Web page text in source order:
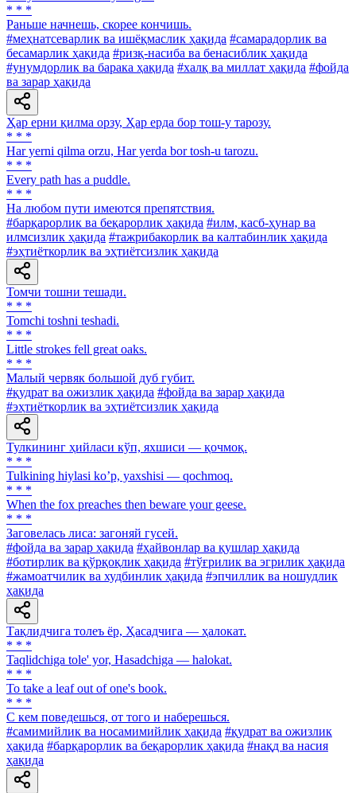
* * *
Раньше начнешь, скорее кончишь.
#меҳнатсеварлик ва ишёқмаслик ҳақида #самарадорлик ва
бесамарлик ҳақида #ризқ-насиба ва бенасиблик ҳақида
#унумдорлик ва барака ҳақида #халқ ва миллат ҳақида #фойда
ва зарар ҳақида
Ҳар ерни қилма орзу, Ҳар ерда бор тош-у тарозу.
* * *
Har yerni qilma orzu, Har yerda bor tosh-u tarozu.
* * *
Every path has a puddle.
* * *
Ha любом пути имеются препятствия.
#барқарорлик ва беқарорлик ҳақида #илм, касб-ҳунар ва
илмсизлик ҳақида #тажрибакорлик ва калтабинлик ҳақида
#эҳтиёткорлик ва эҳтиётсизлик ҳақида
Томчи тошни тешади.
* * *
Tomchi toshni teshadi.
* * *
Little strokes fell great oaks.
* * *
Малый червяк большой дуб губит.
#қудрат ва ожизлик ҳақида #фойда ва зарар ҳақида
#эҳтиёткорлик ва эҳтиётсизлик ҳақида
Тулкининг ҳийласи кўп, яхшиси — қочмоқ.
* * *
Tulkining hiylasi koʼp, yaxshisi — qochmoq.
* * *
When the fox preaches then beware your geese.
* * *
Заговелась лиса: загоняй гусей.
#фойда ва зарар ҳақида #ҳайвонлар ва қушлар ҳақида
#ботирлик ва қўрқоқлик ҳақида #тўғрилик ва эгрилик ҳақида
#жамоатчилик ва худбинлик ҳақида #эпчиллик ва ношудлик
ҳақида
Тақлидчига толеъ ёр, Ҳасадчига — ҳалокат.
* * *
Taqlidchiga tole' yor, Hasadchiga — halokat.
* * *
To take a leaf out of one's book.
* * *
С кем поведешься, от того и наберешься.
#самимийлик ва носамимийлик ҳақида #қудрат ва ожизлик
ҳақида #барқарорлик ва беқарорлик ҳақида #нақд ва насия
ҳақида